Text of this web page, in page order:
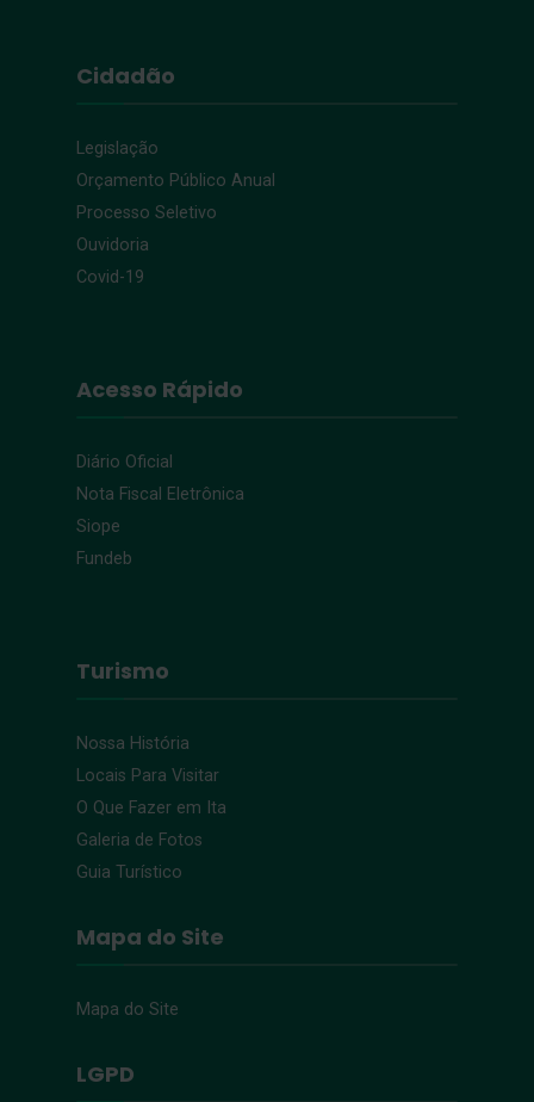
Cidadão
Legislação
Orçamento Público Anual
Processo Seletivo
Ouvidoria
Covid-19
Acesso Rápido
Diário Oficial
Nota Fiscal Eletrônica
Siope
Fundeb
Turismo
Nossa História
Locais Para Visitar
O Que Fazer em Ita
Galeria de Fotos
Guia Turístico
Mapa do Site
Mapa do Site
LGPD